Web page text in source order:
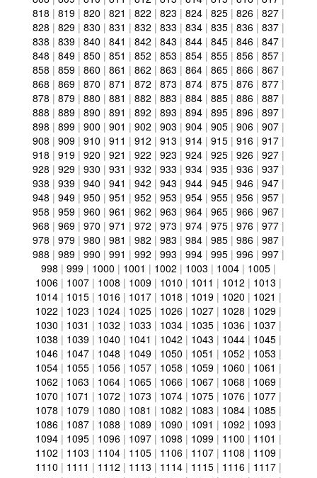
818 | 819 | 820 | 821 | 822 | 823 | 824 | 825 | 826 | 827 |
828 | 829 | 830 | 831 | 832 | 833 | 834 | 835 | 836 | 837 |
838 | 839 | 840 | 841 | 842 | 843 | 844 | 845 | 846 | 847 |
848 | 849 | 850 | 851 | 852 | 853 | 854 | 855 | 856 | 857 |
858 | 859 | 860 | 861 | 862 | 863 | 864 | 865 | 866 | 867 |
868 | 869 | 870 | 871 | 872 | 873 | 874 | 875 | 876 | 877 |
878 | 879 | 880 | 881 | 882 | 883 | 884 | 885 | 886 | 887 |
888 | 889 | 890 | 891 | 892 | 893 | 894 | 895 | 896 | 897 |
898 | 899 | 900 | 901 | 902 | 903 | 904 | 905 | 906 | 907 |
908 | 909 | 910 | 911 | 912 | 913 | 914 | 915 | 916 | 917 |
918 | 919 | 920 | 921 | 922 | 923 | 924 | 925 | 926 | 927 |
928 | 929 | 930 | 931 | 932 | 933 | 934 | 935 | 936 | 937 |
938 | 939 | 940 | 941 | 942 | 943 | 944 | 945 | 946 | 947 |
948 | 949 | 950 | 951 | 952 | 953 | 954 | 955 | 956 | 957 |
958 | 959 | 960 | 961 | 962 | 963 | 964 | 965 | 966 | 967 |
968 | 969 | 970 | 971 | 972 | 973 | 974 | 975 | 976 | 977 |
978 | 979 | 980 | 981 | 982 | 983 | 984 | 985 | 986 | 987 |
988 | 989 | 990 | 991 | 992 | 993 | 994 | 995 | 996 | 997 |
998 | 999 | 1000 | 1001 | 1002 | 1003 | 1004 | 1005 |
1006 | 1007 | 1008 | 1009 | 1010 | 1011 | 1012 | 1013 |
1014 | 1015 | 1016 | 1017 | 1018 | 1019 | 1020 | 1021 |
1022 | 1023 | 1024 | 1025 | 1026 | 1027 | 1028 | 1029 |
1030 | 1031 | 1032 | 1033 | 1034 | 1035 | 1036 | 1037 |
1038 | 1039 | 1040 | 1041 | 1042 | 1043 | 1044 | 1045 |
1046 | 1047 | 1048 | 1049 | 1050 | 1051 | 1052 | 1053 |
1054 | 1055 | 1056 | 1057 | 1058 | 1059 | 1060 | 1061 |
1062 | 1063 | 1064 | 1065 | 1066 | 1067 | 1068 | 1069 |
1070 | 1071 | 1072 | 1073 | 1074 | 1075 | 1076 | 1077 |
1078 | 1079 | 1080 | 1081 | 1082 | 1083 | 1084 | 1085 |
1086 | 1087 | 1088 | 1089 | 1090 | 1091 | 1092 | 1093 |
1094 | 1095 | 1096 | 1097 | 1098 | 1099 | 1100 | 1101 |
1102 | 1103 | 1104 | 1105 | 1106 | 1107 | 1108 | 1109 |
1110 | 1111 | 1112 | 1113 | 1114 | 1115 | 1116 | 1117 |